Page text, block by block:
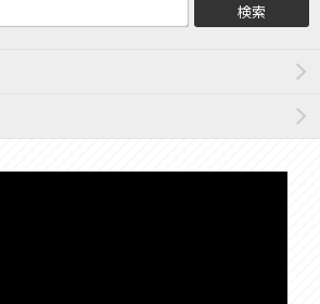
検索